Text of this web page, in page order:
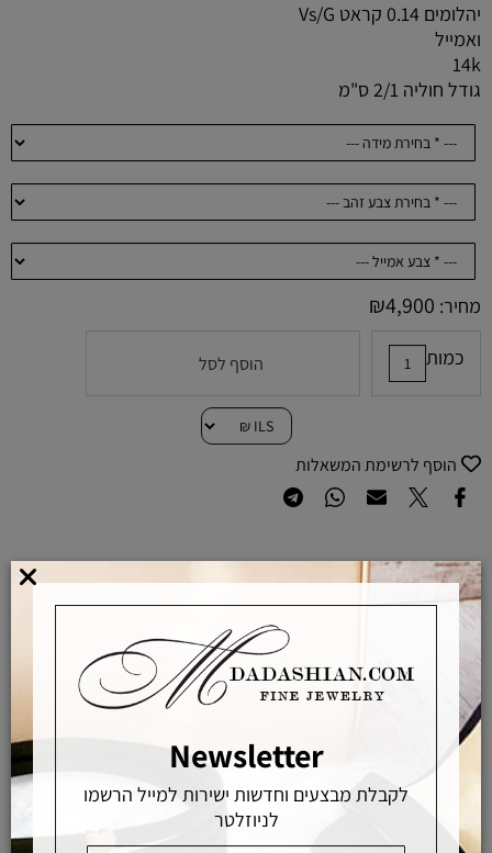
יהלומים 0.14 קראט Vs/G
ואמייל
14k
גודל חוליה 2/1 ס"מ
מחיר: ₪4,900
כמות הוסף לסל
הוסף לרשימת המשאלות
מוצרים באחראיות בלעדית
מוצרים מקוריים ללא זיופים
אפשרויות החלפה / החזרה
אחראיות בלעדית משלוחים מהירים רכישה מאובטחת
Newsletter
לקבלת מבצעים וחדשות ישירות למייל הרשמו
לניוזלטר